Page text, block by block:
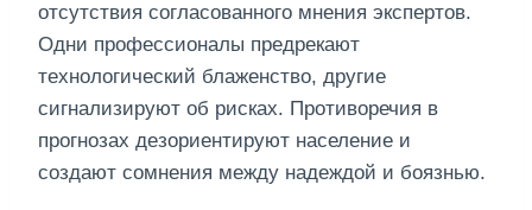
отсутствия согласованного мнения экспертов.
Одни профессионалы предрекают
технологический блаженство, другие
сигнализируют об рисках. Противоречия в
прогнозах дезориентируют население и
создают сомнения между надеждой и боязнью.